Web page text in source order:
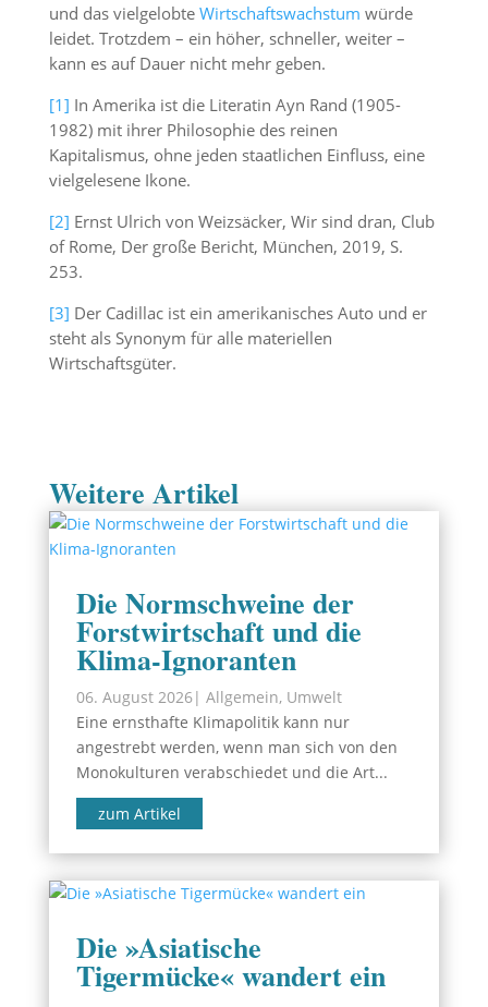
und das vielgelobte Wirtschaftswachstum würde
leidet. Trotzdem – ein höher, schneller, weiter –
kann es auf Dauer nicht mehr geben.
[1] In Amerika ist die Literatin Ayn Rand (1905-
1982) mit ihrer Philosophie des reinen
Kapitalismus, ohne jeden staatlichen Einfluss, eine
vielgelesene Ikone.
[2] Ernst Ulrich von Weizsäcker, Wir sind dran, Club
of Rome, Der große Bericht, München, 2019, S.
253.
[3] Der Cadillac ist ein amerikanisches Auto und er
steht als Synonym für alle materiellen
Wirtschaftsgüter.
Weitere Artikel
Die Normschweine der
Forstwirtschaft und die
Klima-Ignoranten
06. August 2026| Allgemein, Umwelt
Eine ernsthafte Klimapolitik kann nur
angestrebt werden, wenn man sich von den
Monokulturen verabschiedet und die Art...
zum Artikel
Die »Asiatische
Tigermücke« wandert ein